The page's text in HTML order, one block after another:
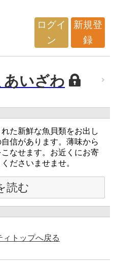
ログイ
ン
新規登
録
あいざわ
た新鮮な魚貝類をお出し
信があります。薄味から
なせます。お近くにお寄
ださいませませ。
読む
ィトップへ戻る